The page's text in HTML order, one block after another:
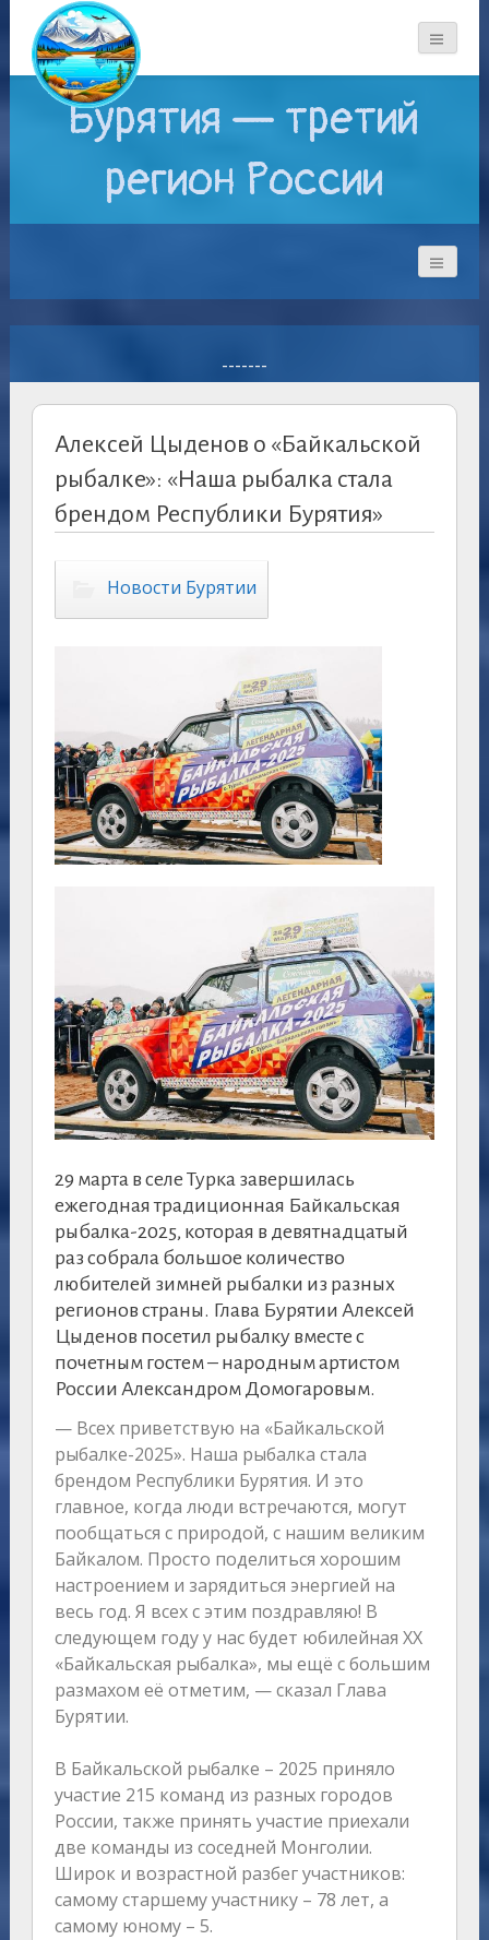
Бурятия — третий
регион России
-------
Алексей Цыденов о «Байкальской
рыбалке»: «Наша рыбалка стала
брендом Республики Бурятия»
Новости Бурятии
29 марта в селе Турка завершилась
ежегодная традиционная Байкальская
рыбалка-2025, которая в девятнадцатый
раз собрала большое количество
любителей зимней рыбалки из разных
регионов страны. Глава Бурятии Алексей
Цыденов посетил рыбалку вместе с
почетным гостем – народным артистом
России Александром Домогаровым.
— Всех приветствую на «Байкальской
рыбалке-2025». Наша рыбалка стала
брендом Республики Бурятия. И это
главное, когда люди встречаются, могут
пообщаться с природой, с нашим великим
Байкалом. Просто поделиться хорошим
настроением и зарядиться энергией на
весь год. Я всех с этим поздравляю! В
следующем году у нас будет юбилейная ХХ
«Байкальская рыбалка», мы ещё с большим
размахом её отметим, — сказал Глава
Бурятии.
В Байкальской рыбалке – 2025 приняло
участие 215 команд из разных городов
России, также принять участие приехали
две команды из соседней Монголии.
Широк и возрастной разбег участников:
самому старшему участнику – 78 лет, а
самому юному – 5.